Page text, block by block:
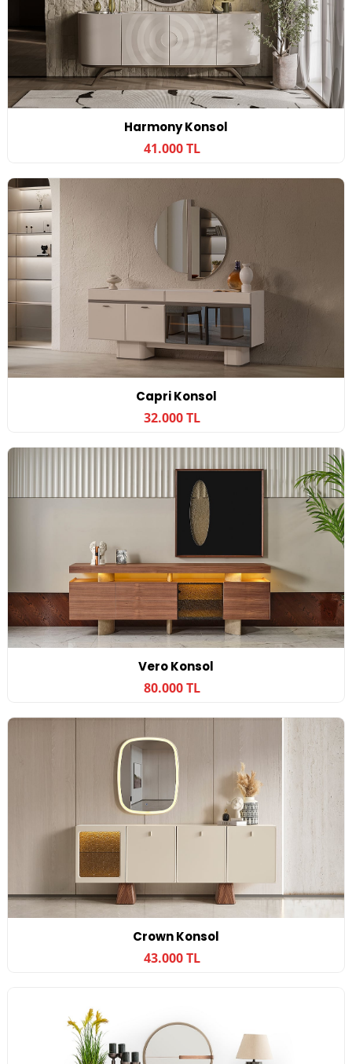
Harmony Konsol
41.000 TL
Capri Konsol
32.000 TL
Vero Konsol
80.000 TL
Crown Konsol
43.000 TL